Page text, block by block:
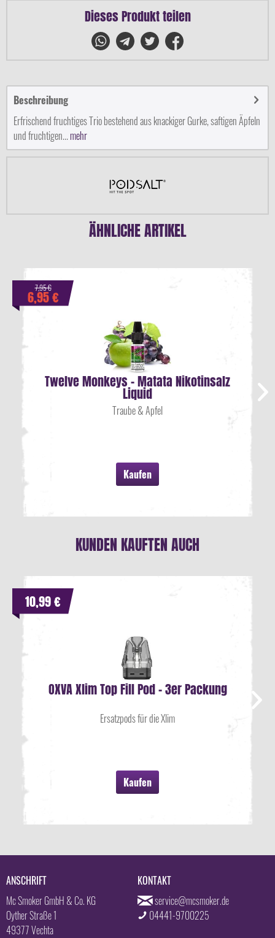
Dieses Produkt teilen
Beschreibung
Erfrischend fruchtiges Trio bestehend aus knackiger Gurke, saftigen Äpfeln
und fruchtigen...mehr
ÄHNLICHE ARTIKEL
Twelve Monkeys - Matata Nikotinsalz
Liquid
Traube & Apfel
Kaufen
6,95 €
7,95 €
KUNDEN KAUFTEN AUCH
OXVA Xlim Top Fill Pod - 3er Packung
Ersatzpods für die Xlim
Kaufen
10,99 €
ANSCHRIFT
Mc Smoker GmbH & Co. KG
Oyther Straße 1
49377 Vechta
KONTAKT
service@mcsmoker.de
04441-9700225